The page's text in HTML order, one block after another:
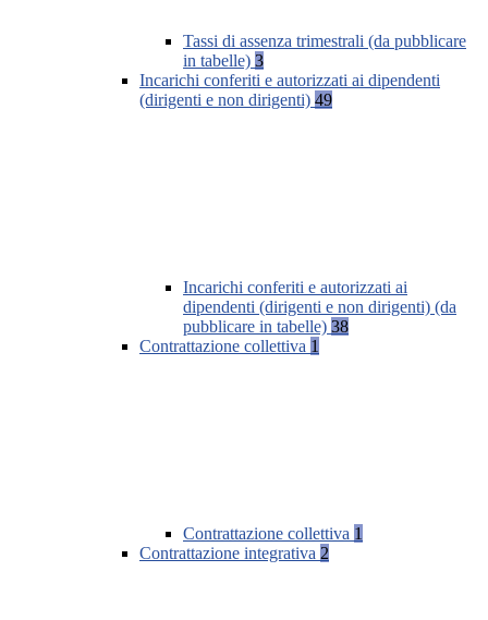
Tassi di assenza trimestrali (da pubblicare
in tabelle) 3
Incarichi conferiti e autorizzati ai dipendenti
(dirigenti e non dirigenti) 49
Incarichi conferiti e autorizzati ai
dipendenti (dirigenti e non dirigenti) (da
pubblicare in tabelle) 38
Contrattazione collettiva 1
Contrattazione collettiva 1
Contrattazione integrativa 2